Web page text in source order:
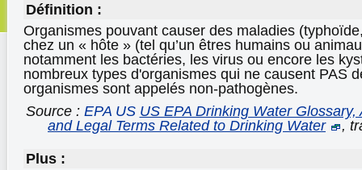
Définition :
Organismes pouvant causer des maladies
chez un « hôte » (tel qu’un êtres humains ou
notamment les bactéries, les virus ou encore les
nombreux types d'organismes qui ne causent PAS
organismes sont appelés non-pathogènes.
Source : EPA US US EPA Drinking Water
and Legal Terms Related to Drinking Water
,
Plus :